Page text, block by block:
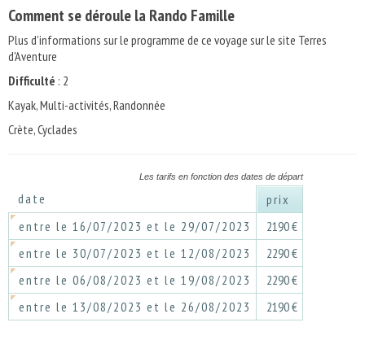
Comment se déroule la Rando Famille
Plus d'informations sur le programme de ce voyage sur le site Terres
d'Aventure
Difficulté : 2
Kayak, Multi-activités, Randonnée
Crète, Cyclades
Les tarifs en fonction des dates de départ
date
prix
entre le 16/07/2023 et le 29/07/2023
2190 €
entre le 30/07/2023 et le 12/08/2023
2290 €
entre le 06/08/2023 et le 19/08/2023
2290 €
entre le 13/08/2023 et le 26/08/2023
2190 €